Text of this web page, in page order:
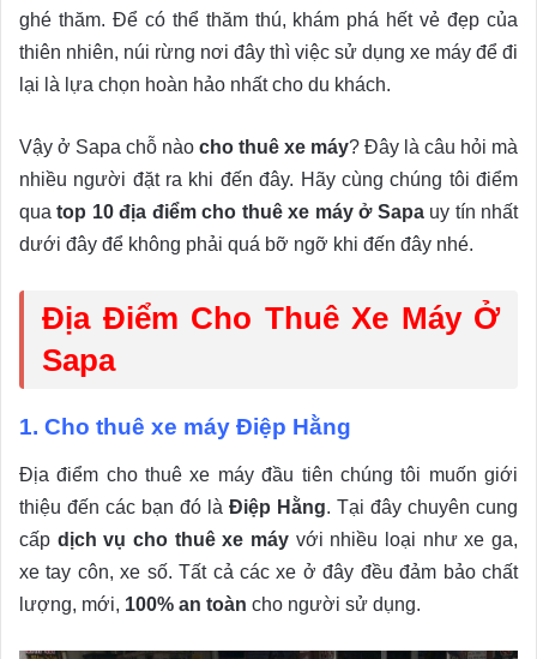
ghé thăm. Để có thể thăm thú, khám phá hết vẻ đẹp của
thiên nhiên, núi rừng nơi đây thì việc sử dụng xe máy để đi
lại là lựa chọn hoàn hảo nhất cho du khách.
Vậy ở Sapa chỗ nào cho thuê xe máy? Đây là câu hỏi mà
nhiều người đặt ra khi đến đây. Hãy cùng chúng tôi điểm
quatop 10 địa điểm cho thuê xe máy ở Sapauy tín nhất
dưới đây để không phải quá bỡ ngỡ khi đến đây nhé.
Địa Điểm Cho Thuê Xe Máy Ở
Sapa
1. Cho thuê xe máy Điệp Hằng
Địa điểm cho thuê xe máy đầu tiên chúng tôi muốn giới
thiệu đến các bạn đó là Điệp Hằng. Tại đây chuyên cung
cấp dịch vụ cho thuê xe máy với nhiều loại như xe ga,
xe tay côn, xe số. Tất cả các xe ở đây đều đảm bảo chất
lượng, mới, 100% an toàn cho người sử dụng.